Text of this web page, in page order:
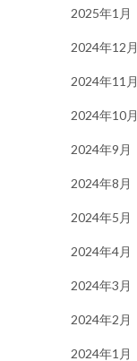
2025年1月
2024年12月
2024年11月
2024年10月
2024年9月
2024年8月
2024年5月
2024年4月
2024年3月
2024年2月
2024年1月